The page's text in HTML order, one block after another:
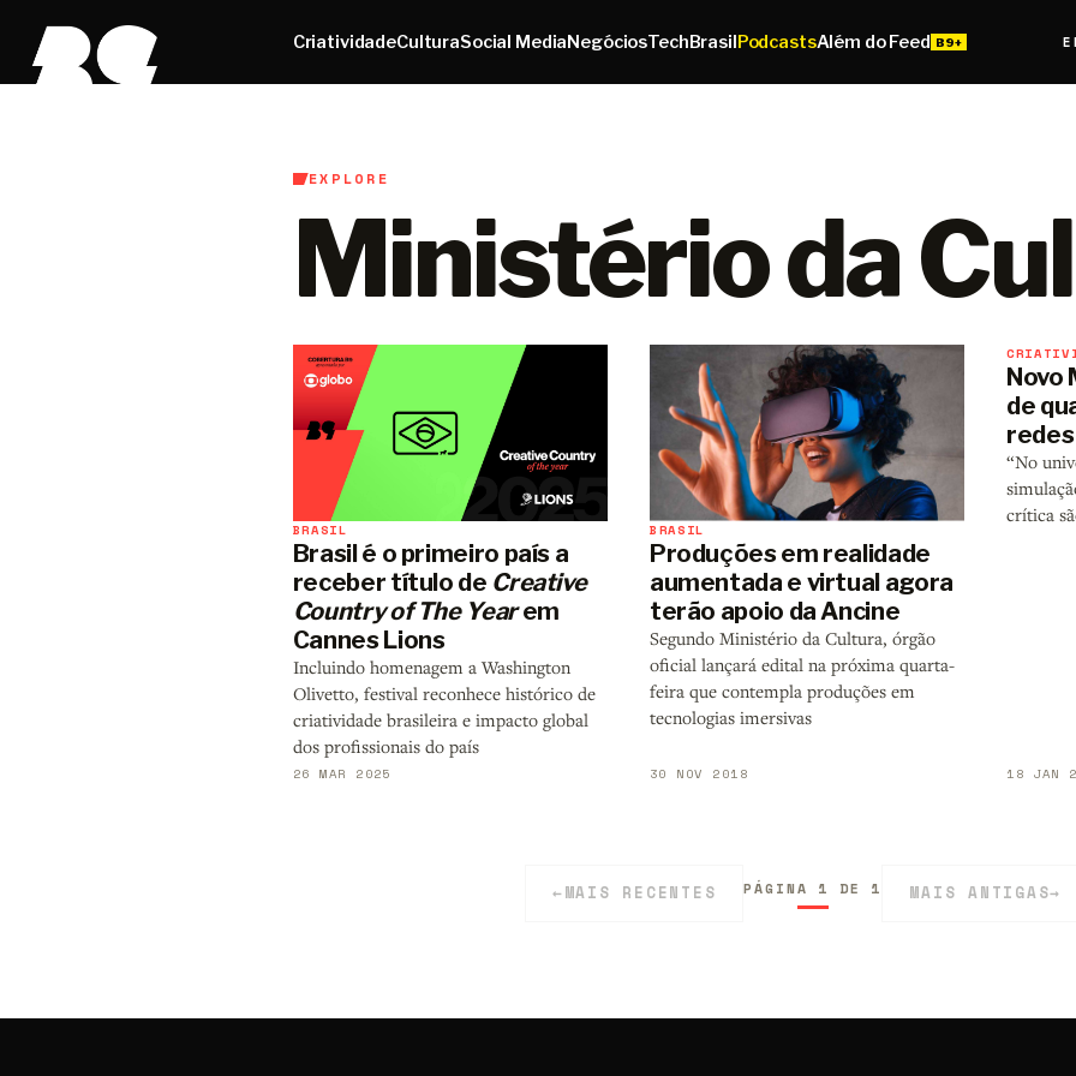
CriatividadeCulturaSocial MediaNegóciosTechBrasilPodcastsAlém do Feed
EXPLORE
Ministério da
BRASIL
Brasil é o primeiro país a
receber título de Creative
Country of The Yearem
Cannes Lions
Incluindo homenagem a Washington
Olivetto, festival reconhece histórico de
criatividade brasileira e impacto global
dos profissionais do país
26 MAR 2025
BRASIL
Produções em realidade
aumentada e virtual agora
terão apoio da Ancine
Segundo Ministério da Cultura, órgão
oficial lançará edital na próxima quarta-
feira que contempla produções em
tecnologias imersivas
30 NOV 2018
Novo
de
“No
crítica
18 JAN
←MAIS RECENTES PÁGINA 1 DE 1 MAIS ANTIGAS→